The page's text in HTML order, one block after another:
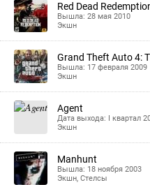
Red Dead
Вышла: 28 мая 2010
Экшн
Grand Theft Auto 4:
Вышла: 17 февраля 2009
Экшн
Agent
Дата выхода: I квартал
Экшн
Manhunt
Вышла: 18 ноября 2003
Экшн, Стелсы